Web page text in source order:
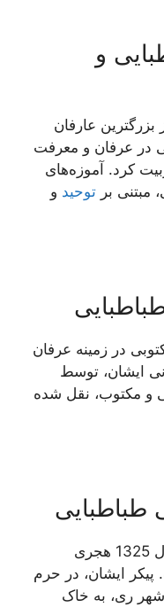
و
عارفان
در عرفان و معرفت
کرد. آموزه‌های
بر توحید و
در زمینه عرفان
ایشان، توسط
و مکتوب، نقل شده
سید علی قاضی طباطبایی، در سال 1325 هجری
ایشان، در حرم
ری، به خاک